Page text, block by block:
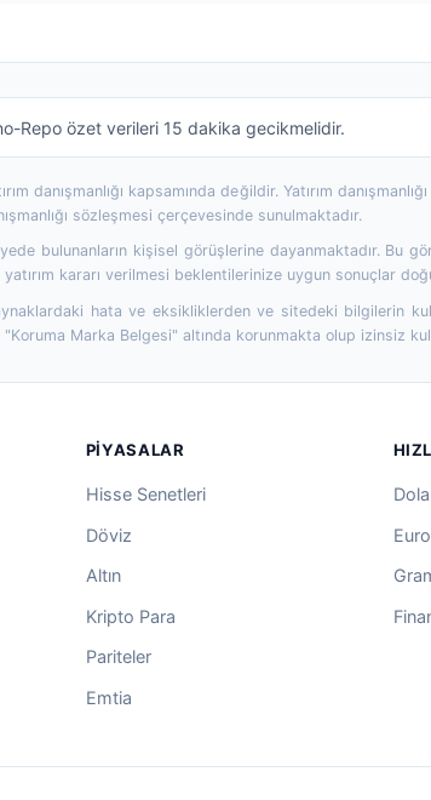
Repo özet verileri 15 dakika gecikmelidir.
danışmanlığı kapsamında değildir. Yatırım
sözleşmesi çerçevesinde sunulmaktadır.
bulunanların kişisel görüşlerine dayanmaktadır. Bu
kararı verilmesi beklentilerinize uygun sonuçlar
hata ve eksikliklerden ve sitedeki bilgilerin
Marka Belgesi" altında korunmakta olup izinsiz
PIYASALAR
Hisse Senetleri
Döviz
Altın
Kripto Para
Pariteler
Emtia